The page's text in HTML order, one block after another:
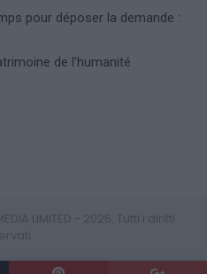
pour déposer la demande :
de l’humanité
POLICY